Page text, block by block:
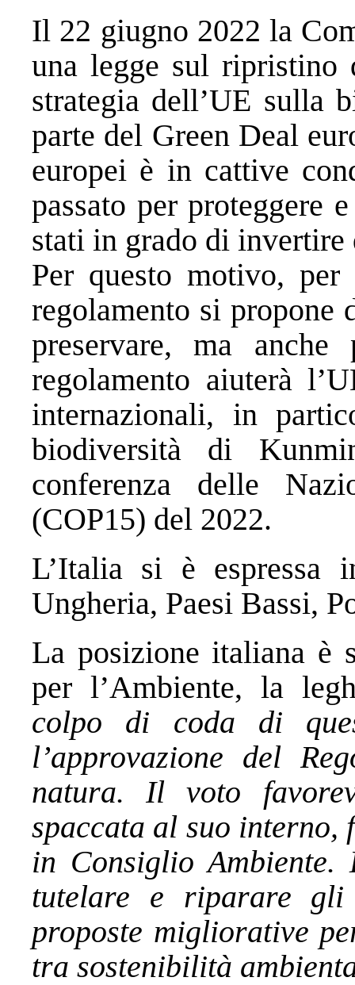
Il 22 giugno 2022 la
una legge sul ripristino
strategia dell’UE sulla
parte del Green Deal
europei è in cattive
passato per proteggere
stati in grado di invertire
Per questo motivo,
regolamento si propone
preservare, ma
regolamento aiuterà
internazionali, in
biodiversità di
conferenza delle
(COP15) del 2022.
L’Italia si è espressa
Ungheria, Paesi Bassi,
La posizione italiana è
per l’Ambiente, la
colpo di coda di
l’approvazione del
natura. Il voto
spaccata al suo interno,
in Consiglio Ambiente.
tutelare e riparare
proposte migliorative
tra sostenibilità